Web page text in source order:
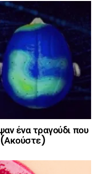
ένα τραγούδι που
(Ακούστε)